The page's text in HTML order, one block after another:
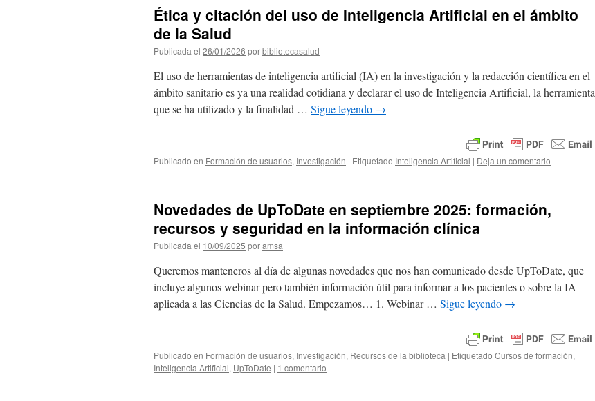
Ética y citación del uso de Inteligencia Artificial en el ámbito
de la Salud
Publicada el 26/01/2026 porbibliotecasalud
El uso de herramientas de inteligencia artificial (IA) en la investigación y la redacción científica en el
ámbito sanitario es ya una realidad cotidiana y declarar el uso de Inteligencia Artificial, la herramienta
que se ha utilizado y la finalidad … Sigue leyendo →
Publicado en Formación de usuarios, Investigación | Etiquetado Inteligencia Artificial | Deja un comentario
Novedades de UpToDate en septiembre 2025: formación,
recursos y seguridad en la información clínica
Publicada el 10/09/2025 poramsa
Queremos manteneros al día de algunas novedades que nos han comunicado desde UpToDate, que
incluye algunos webinar pero también información útil para informar a los pacientes o sobre la IA
aplicada a las Ciencias de la Salud. Empezamos… 1. Webinar … Sigue leyendo →
Publicado en Formación de usuarios, Investigación, Recursos de la biblioteca | Etiquetado Cursos de formación,
Inteligencia Artificial, UpToDate | 1 comentario